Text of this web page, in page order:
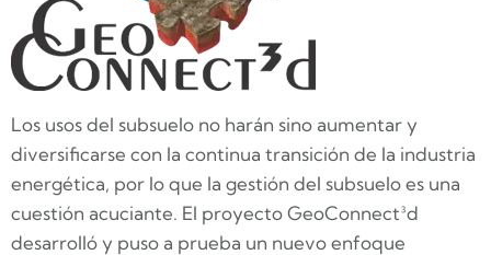
Los usos del subsuelo no harán sino aumentar y
diversificarse con la continua transición de la industria
energética, por lo que la gestión del subsuelo es una
cuestión acuciante. El proyecto GeoConnect³d
desarrolló y puso a prueba un nuevo enfoque